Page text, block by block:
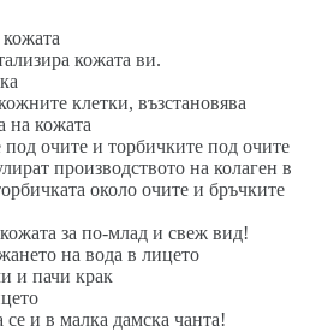
кожата ви.
клетки, възстановява
на кожата
очите и торбичките под очите
производството на колаген в
около очите и бръчките
за по-млад и свеж вид!
на вода в лицето
и пачи крак
и в малка дамска чанта!